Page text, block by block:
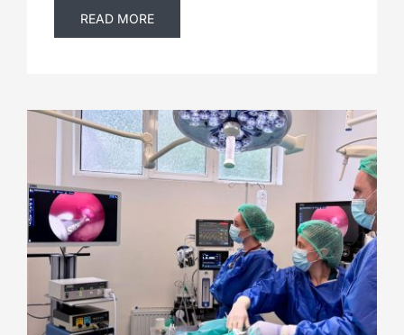
READ MORE
Laparoscopie